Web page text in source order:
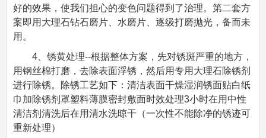
好的效果，使我们担心的变色问题得到了治理。第二套方
案即用大理石钻石磨片、水磨片、逐级打磨抛光，备而未
用。
4、锈黄处理--根据整体方案，先对锈斑严重的地方，
用钢丝棉打磨，去除表面浮锈，然后用专用大理石除锈剂
进行除锈。除锈工艺如下：清洁表面干燥湿润锈面贴白纸
巾加除锈剂罩塑料薄膜密封敷面时效处理3小时在用中性
清洁剂清洗后在用清水洗晾干（一次性不能除净的锈迹可
重新处理）